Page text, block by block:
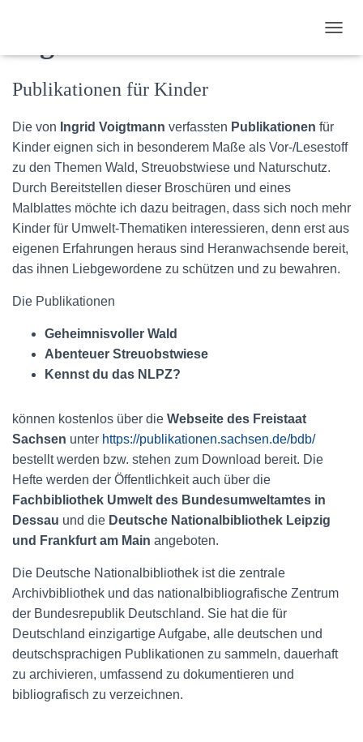
A
I
M
S
H
A
Publikationen für Kinder
Die von Ingrid Voigtmann verfassten Publikationen für
Kinder eignen sich in besonderem Maße als Vor-/Lesestoff
zu den Themen Wald, Streuobstwiese und Naturschutz.
Durch Bereitstellen dieser Broschüren und eines
Malblattes möchte ich dazu beitragen, dass sich noch mehr
Kinder für Umwelt-Thematiken interessieren, denn erst aus
eigenen Erfahrungen heraus sind Heranwachsende bereit,
das ihnen Liebgewordene zu schützen und zu bewahren.
Die Publikationen
Geheimnisvoller Wald
Abenteuer Streuobstwiese
Kennst du das NLPZ?
können kostenlos über die Webseite des Freistaat
Sachsen unter https://publikationen.sachsen.de/bdb/
bestellt werden bzw. stehen zum Download bereit. Die
Hefte werden der Öffentlichkeit auch über die
Fachbibliothek Umwelt des Bundesumweltamtes in
Dessau und die Deutsche Nationalbibliothek Leipzig
und Frankfurt am Main angeboten.
Die Deutsche Nationalbibliothek ist die zentrale
Archivbibliothek und das nationalbibliografische Zentrum
der Bundesrepublik Deutschland. Sie hat die für
Deutschland einzigartige Aufgabe, alle deutschen und
deutschsprachigen Publikationen zu sammeln, dauerhaft
zu archivieren, umfassend zu dokumentieren und
bibliografisch zu verzeichnen.